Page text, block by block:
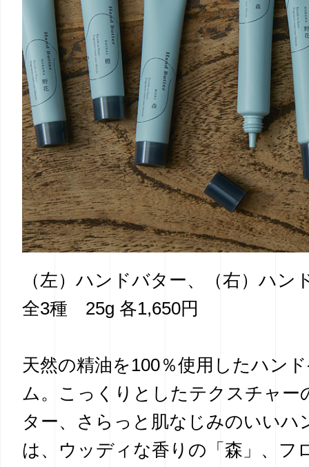
（左）ハンドバター、（右）ハ
全3種 25g 各1,650円
天然の精油を100％使用したハン
ム。こっくりとしたテクスチャー
ター、さらっと肌なじみのいいハ
は、ウッディな香りの「森」、フ